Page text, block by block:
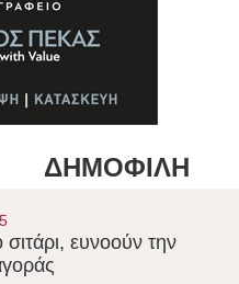
ΔΗΜΟΦΙΛΗ
ευνοούν την